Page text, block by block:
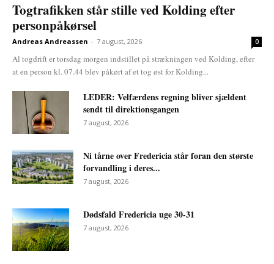
Togtrafikken står stille ved Kolding efter
personpåkørsel
Andreas Andreassen - 7 august, 2026 0
Al togdrift er torsdag morgen indstillet på strækningen ved Kolding, efter
at en person kl. 07.44 blev påkørt af et tog øst for Kolding...
LEDER: Velfærdens regning bliver sjældent
sendt til direktionsgangen
7 august, 2026
Ni tårne over Fredericia står foran den største
forvandling i deres...
7 august, 2026
Dødsfald Fredericia uge 30-31
7 august, 2026